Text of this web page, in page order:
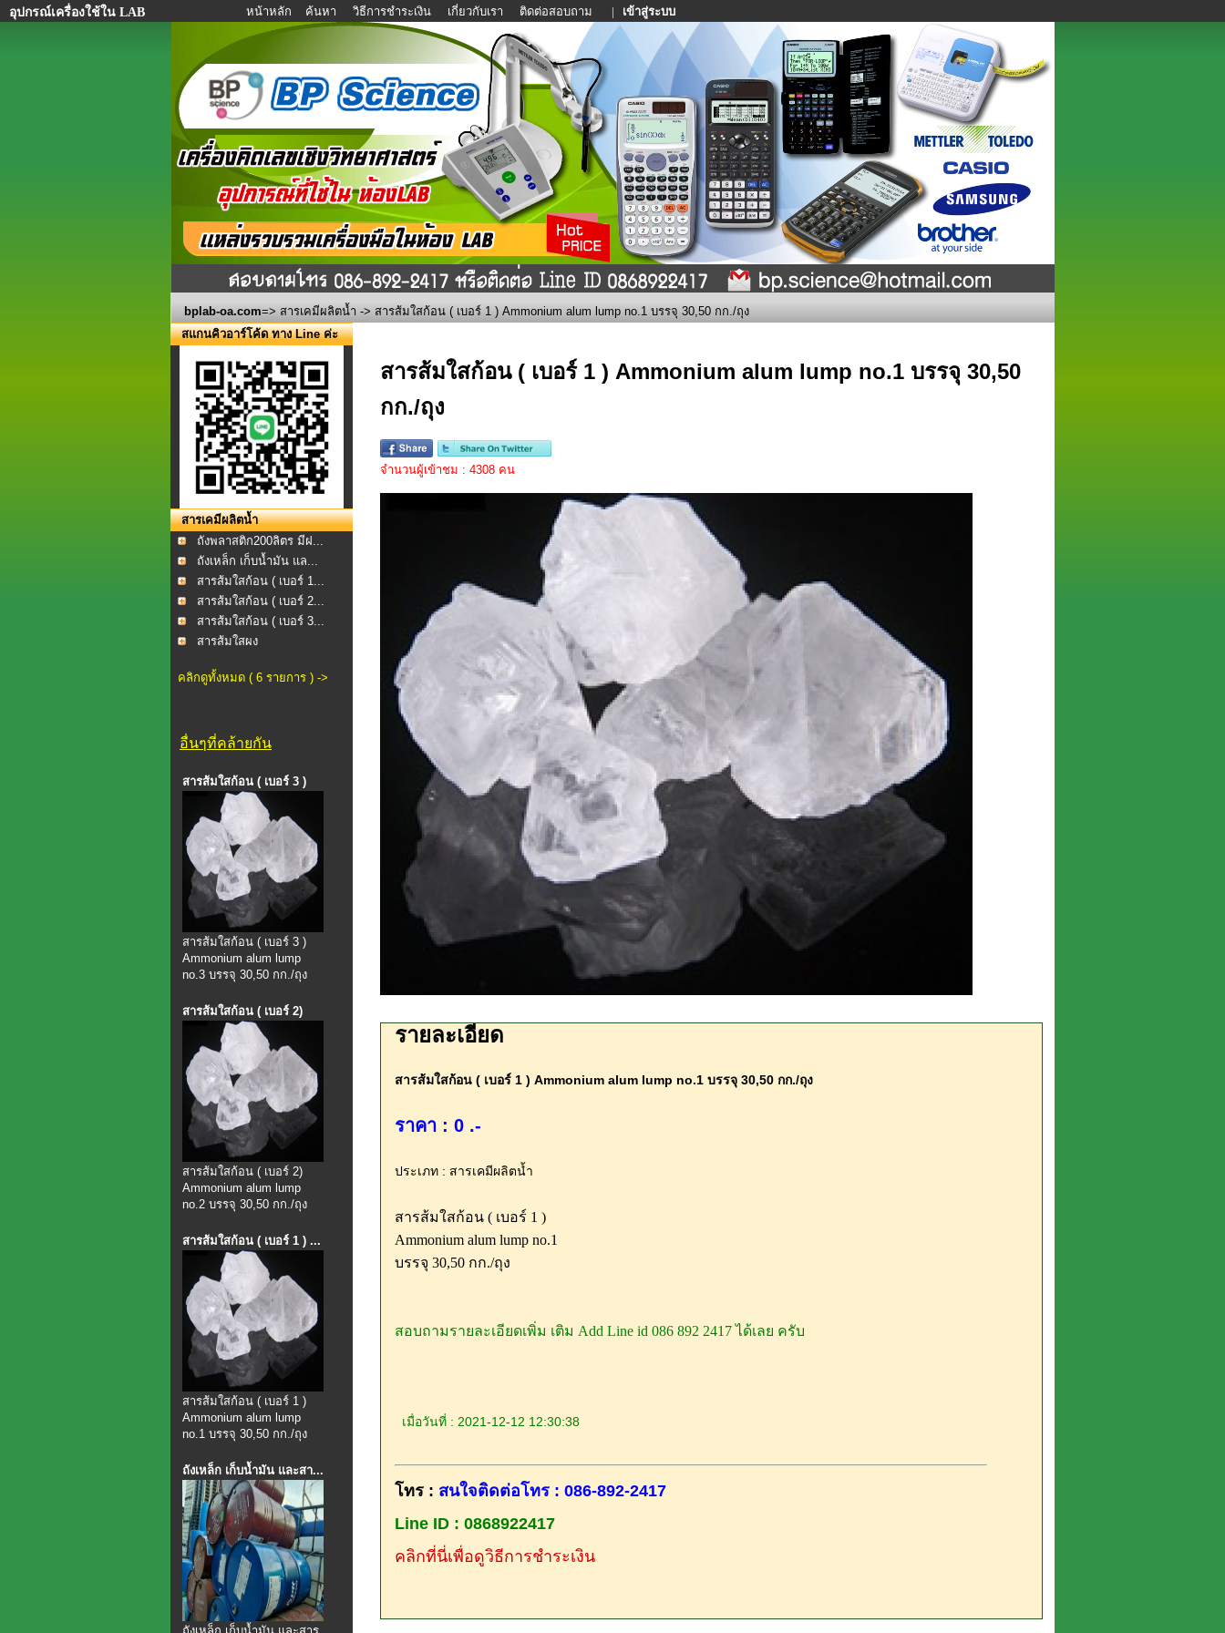
อุปกรณ์เครื่องใช้ใน LAB หน้าหลัก ค้นหา วิธีการชำระเงิน เกี่ยวกับเรา ติดต่อสอบถาม | เข้าสู่ระบบ
bplab-oa.com=> สารเคมีผลิตน้ำ -> สารส้มใสก้อน ( เบอร์ 1 ) Ammonium alum lump no.1 บรรจุ 30,50 กก./ถุง
สแกนคิวอาร์โค้ด ทาง Line ค่ะ
สารเคมีผลิตน้ำ
ถังพลาสติก200ลิตร​ มีฝ...
ถังเหล็ก เก็บน้ำมัน แล...
สารส้มใสก้อน ( เบอร์ 1...
สารส้มใสก้อน ( เบอร์ 2...
สารส้มใสก้อน ( เบอร์ 3...
สารส้มใสผง
คลิกดูทั้งหมด ( 6 รายการ ) ->
อื่นๆที่คล้ายกัน
สารส้มใสก้อน ( เบอร์ 3 )
สารส้มใสก้อน ( เบอร์ 3 )
Ammonium alum lump
no.3 บรรจุ 30,50 กก./ถุง
สารส้มใสก้อน ( เบอร์ 2)
สารส้มใสก้อน ( เบอร์ 2)
Ammonium alum lump
no.2 บรรจุ 30,50 กก./ถุง
สารส้มใสก้อน ( เบอร์ 1 ) ...
สารส้มใสก้อน ( เบอร์ 1 )
Ammonium alum lump
no.1 บรรจุ 30,50 กก./ถุง
ถังเหล็ก เก็บน้ำมัน และสา...
สารส้มใสก้อน ( เบอร์ 1 ) Ammonium alum lump no.1 บรรจุ 30,50
กก./ถุง
จำนวนผู้เข้าชม : 4308 คน
รายละเอียด
สารส้มใสก้อน ( เบอร์ 1 ) Ammonium alum lump no.1 บรรจุ 30,50 กก./ถุง
ราคา : 0 .-
ประเภท : สารเคมีผลิตน้ำ
สารส้มใสก้อน ( เบอร์ 1 )
Ammonium alum lump no.1
บรรจุ 30,50 กก./ถุง
สอบถามรายละเอียดเพิ่ม เติม Add Line id 086 892 2417 ได้เลย ครับ
เมื่อวันที่ : 2021-12-12 12:30:38
โทร : สนใจติดต่อโทร : 086-892-2417
Line ID : 0868922417
คลิกที่นี่เพื่อดูวิธีการชำระเงิน